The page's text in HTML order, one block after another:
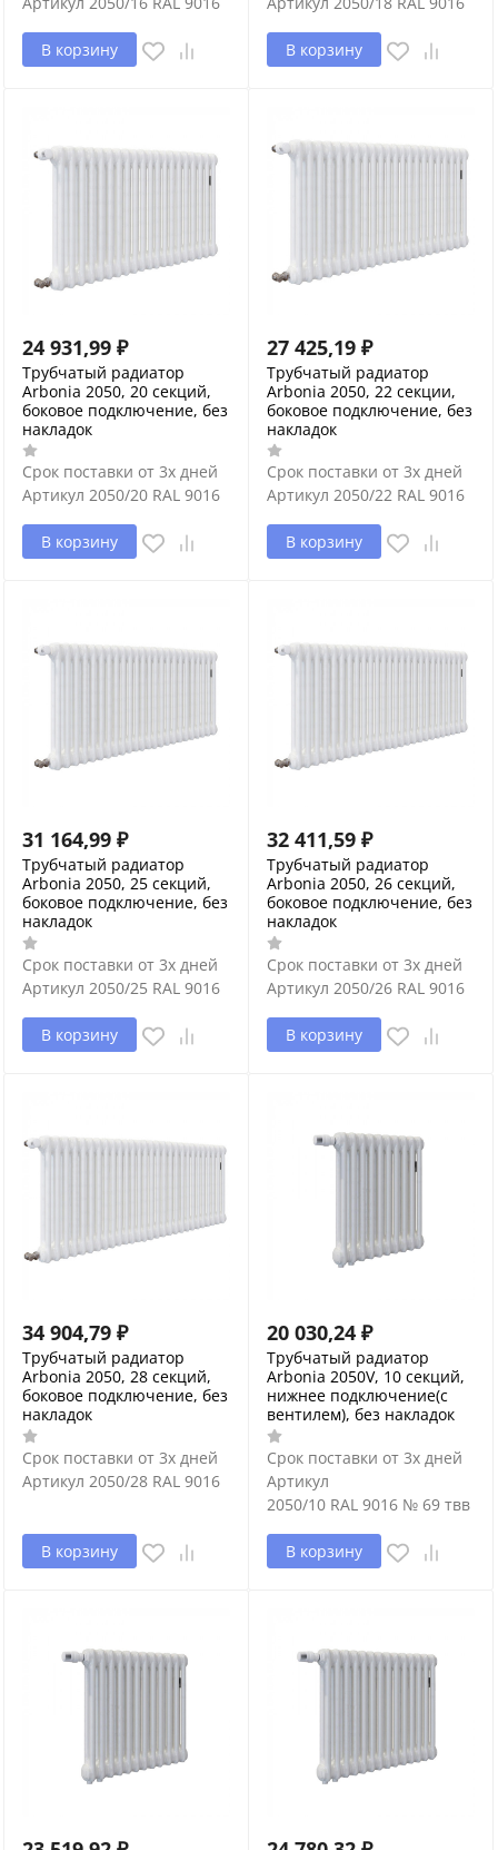
В корзину В корзину
24 931,99 ₽
Трубчатый радиатор
Arbonia 2050, 20 секций,
боковое подключение, без
накладок
Срок поставки от 3х дней
Артикул 2050/20 RAL 9016
В корзину
27 425,19 ₽
Трубчатый радиатор
Arbonia 2050, 22 секции,
боковое подключение, без
накладок
Срок поставки от 3х дней
Артикул 2050/22 RAL 9016
В корзину
31 164,99 ₽
Трубчатый радиатор
Arbonia 2050, 25 секций,
боковое подключение, без
накладок
Срок поставки от 3х дней
Артикул 2050/25 RAL 9016
В корзину
32 411,59 ₽
Трубчатый радиатор
Arbonia 2050, 26 секций,
боковое подключение, без
накладок
Срок поставки от 3х дней
Артикул 2050/26 RAL 9016
В корзину
34 904,79 ₽
Трубчатый радиатор
Arbonia 2050, 28 секций,
боковое подключение, без
накладок
Срок поставки от 3х дней
Артикул 2050/28 RAL 9016
В корзину
20 030,24 ₽
Трубчатый радиатор
Arbonia 2050V, 10 секций,
нижнее подключение(с
вентилем), без накладок
Срок поставки от 3х дней
Артикул
2050/10 RAL 9016 № 69 твв
В корзину